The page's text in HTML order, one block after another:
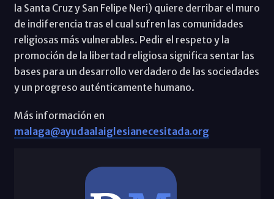
la Santa Cruz y San Felipe Neri) quiere derribar el muro
de indiferencia tras el cual sufren las comunidades
religiosas más vulnerables. Pedir el respeto y la
promoción de la libertad religiosa significa sentar las
bases para un desarrollo verdadero de las sociedades
y un progreso auténticamente humano.
Más información en
malaga@ayudaalaiglesianecesitada.org